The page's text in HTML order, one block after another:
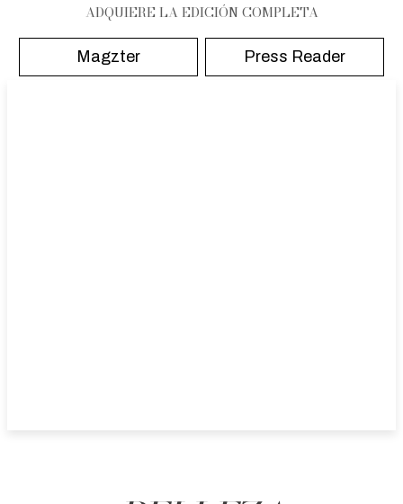
ADQUIERE LA EDICIÓN COMPLETA
Magzter Press Reader